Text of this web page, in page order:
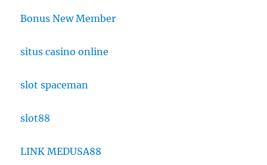
Bonus New Member
situs casino online
slot spaceman
slot88
LINK MEDUSA88